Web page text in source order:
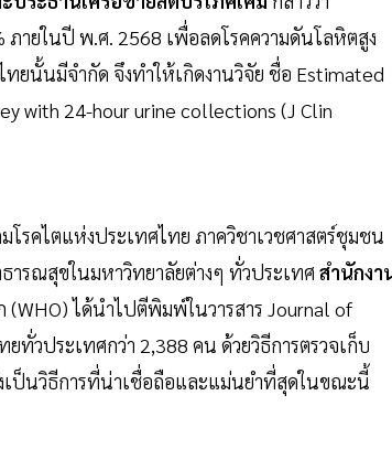
ภายในปี พ.ศ. 2568 เพื่อลดโรคความดันโลหิตสูง
ทยนั้นมีจำกัด จึงทำให้เกิดงานวิจัย ชื่อ Estimated
with 24-hour urine collections (J Clin
โรคไตแห่งประเทศไทย ภาควิชาเวชศาสตร์ชุมชน
รณสุขในมหาวิทยาลัยต่างๆ ทั่วประเทศ สำนักงา
(WHO) ได้นำไปตีพิมพ์ในวารสาร Journal of
ทั่วประเทศกว่า 2,388 คน ด้วยวิธีการตรวจเก็บ
เป็นวิธีการที่น่าเชื่อถือและแม่นยำที่สุดในขณะนี้